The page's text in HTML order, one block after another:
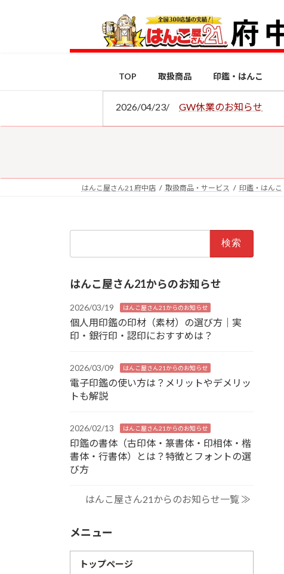
ス
ン
TOP 取扱商品 印鑑・はんこ
2026/04/23/ GW休業のお知らせ
はんこ屋さん21 府中店 取扱商品・サービス 印鑑・はんこ
はんこ屋さん21からのお知らせ
2026/03/19 はんこ屋さん21からのお知らせ
個人用印鑑の印材（素材）の選び方｜実
印・銀行印・認印におすすめは？
2026/03/09 はんこ屋さん21からのお知らせ
電子印鑑の使い方は？メリットやデメリッ
トも解説
2026/02/13 はんこ屋さん21からのお知らせ
印鑑の書体（古印体・篆書体・印相体・楷
書体・行書体）とは？特徴とフォントの選
び方
はんこ屋さん21からのお知らせ一覧 ≫
メニュー
トップページ